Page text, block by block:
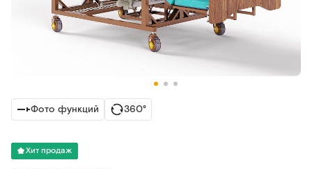
Фото функций 360°
Хит продаж